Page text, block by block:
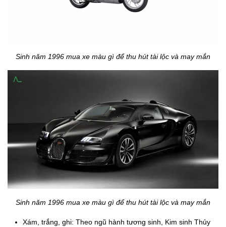
Sinh năm 1996 mua xe màu gì để thu hút tài lộc và may mắn
Sinh năm 1996 mua xe màu gì để thu hút tài lộc và may mắn
Xám, trắng, ghi: Theo ngũ hành tương sinh, Kim sinh Thủy